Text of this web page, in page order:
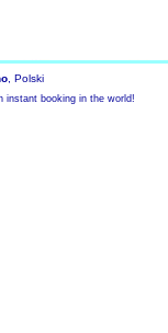
, Polski
instant booking in the world!